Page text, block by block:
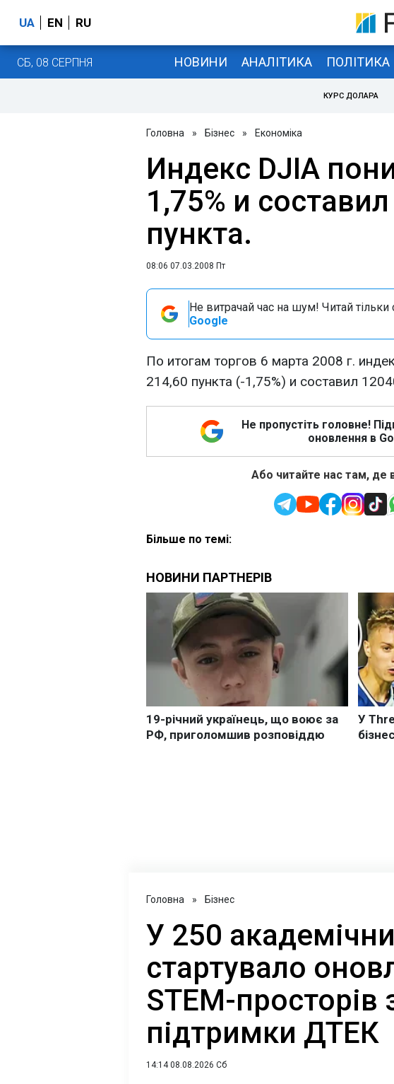
UA EN RU
СБ, 08 СЕРПНЯ НОВИНИ АНАЛІТИКА ПОЛІТИКА
КУРС ДОЛАРА
Головна » Бізнес » Економіка
Индекс DJIA
1,75% и
пункта.
08:06 07.03.2008 Пт
Не витрачай час на шум! Читай тільки
Google
По итогам торгов 6 марта 2008 г.
214,60 пункта (-1,75%) и составил
Не пропустіть головне!
оновлення в
Або читайте нас там, де
Більше по темі:
Головна » Бізнес
У 250
стартувало
STEM-просторів
підтримки ДТЕК​‌
14:14 08.08.2026 Сб